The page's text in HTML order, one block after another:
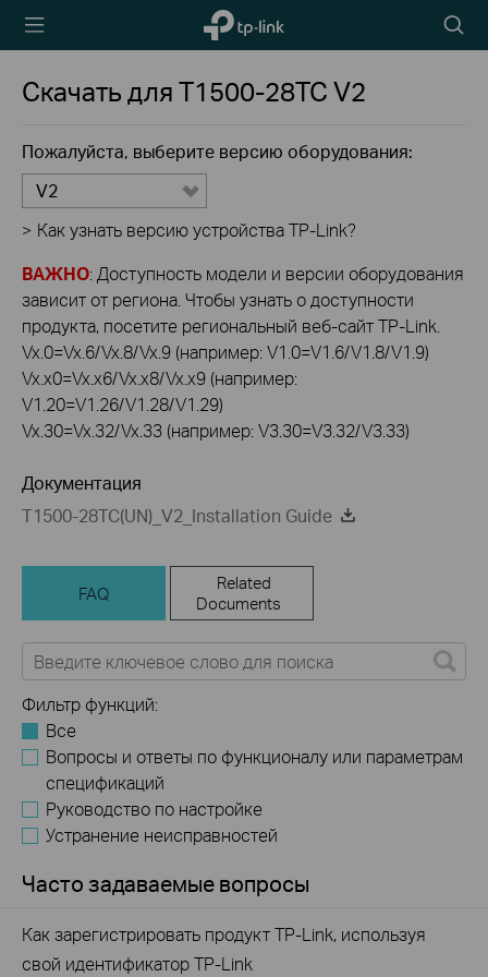
TP-Link,
Reliably
icon
Скачать дляT1500-28TCV2
Пожалуйста, выберите версию оборудования:
V2
> Как узнать версию устройства TP-Link?
ВАЖНО: Доступность модели и версии оборудования
зависит от региона. Чтобы узнать о доступности
продукта, посетите региональный веб-сайт TP-Link.
Vx.0=Vx.6/Vx.8/Vx.9 (например: V1.0=V1.6/V1.8/V1.9)
Vx.x0=Vx.x6/Vx.x8/Vx.x9 (например:
V1.20=V1.26/V1.28/V1.29)
Vx.30=Vx.32/Vx.33 (например: V3.30=V3.32/V3.33)
Документация
T1500-28TC(UN)_V2_Installation Guide
FAQ
Related
Documents
Фильтр функций:
Все
Вопросы и ответы по функционалу или параметрам
спецификаций
Руководство по настройке
Устранение неисправностей
Часто задаваемые вопросы
Как зарегистрировать продукт TP-Link, используя
свой идентификатор TP-Link